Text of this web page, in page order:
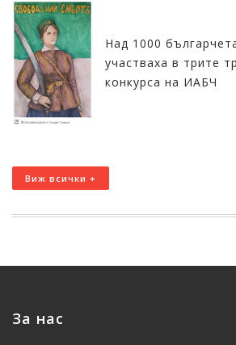
Над 1000
участваха в трите
конкурса на ИАБЧ
Виж всички +
За нас